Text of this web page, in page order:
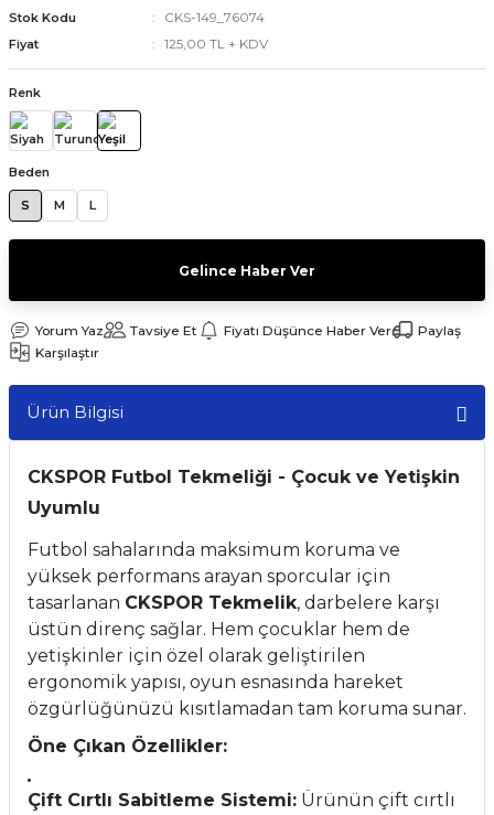
Stok Kodu CKS-149_76074
Fiyat 125,00 TL + KDV
Renk
Beden
S M L
Gelince Haber Ver
Yorum Yaz Tavsiye Et Fiyatı Düşünce Haber Ver
Paylaş
Karşılaştır
Ürün Bilgisi
CKSPOR Futbol Tekmeliği - Çocuk ve Yetişkin
Uyumlu
Futbol sahalarında maksimum koruma ve
yüksek performans arayan sporcular için
tasarlanan CKSPOR Tekmelik, darbelere karşı
üstün direnç sağlar. Hem çocuklar hem de
yetişkinler için özel olarak geliştirilen
ergonomik yapısı, oyun esnasında hareket
özgürlüğünüzü kısıtlamadan tam koruma sunar.
Öne Çıkan Özellikler:
Çift Cırtlı Sabitleme Sistemi: Ürünün çift cırtlı